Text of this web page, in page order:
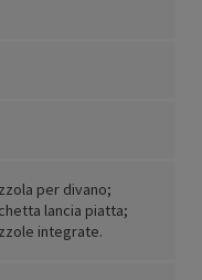
per divano;
lancia piatta;
integrate.